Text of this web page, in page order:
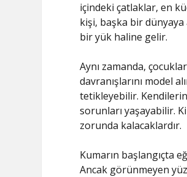
içindeki çatlaklar, en
kişi, başka bir dünyaya
bir yük haline gelir.
Aynı zamanda,
davranışlarını model
tetikleyebilir.
sorunları yaşayabilir.
zorunda kalacaklardır.
Kumarın başlangıçta
Ancak görünmeyen